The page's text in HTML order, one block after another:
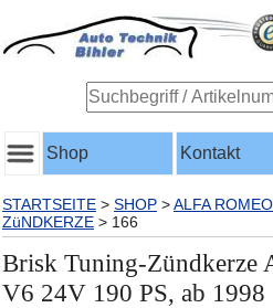
Shop Kontakt
STARTSEITE > SHOP >ALFA ROMEO
ZüNDKERZE > 166
Brisk Tuning-Zündkerze
V6 24V 190 PS, ab 1998